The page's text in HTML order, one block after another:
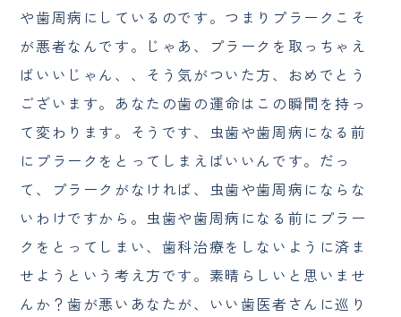
や歯周病にしているのです。つまりプラークこそ
が悪者なんです。じゃあ、プラークを取っちゃえ
ばいいじゃん、、そう気がついた方、おめでとう
ございます。あなたの歯の運命はこの瞬間を持っ
て変わります。そうです、虫歯や歯周病になる前
にプラークをとってしまえばいいんです。だっ
て、プラークがなければ、虫歯や歯周病にならな
いわけですから。虫歯や歯周病になる前にプラー
クをとってしまい、歯科治療をしないように済ま
せようという考え方です。素晴らしいと思いませ
んか？歯が悪いあなたが、いい歯医者さんに巡り